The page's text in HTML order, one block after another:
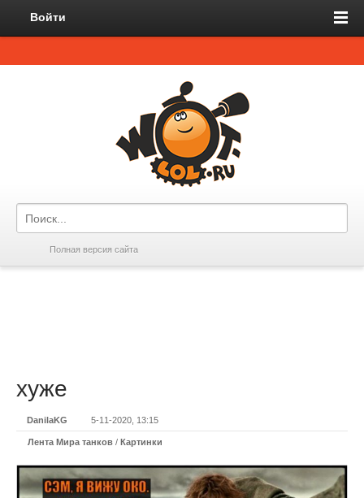
Войти
Полная версия сайта
хуже
DanilaKG 5-11-2020, 13:15
Лента Мира танков / Картинки